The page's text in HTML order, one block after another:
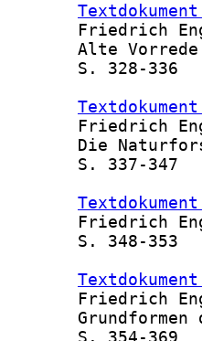
Friedrich
Alte
       S. 328-336
Friedrich
Die
       S. 337-347
Friedrich
       S. 348-353
Friedrich
Grundformen
       S. 354-369